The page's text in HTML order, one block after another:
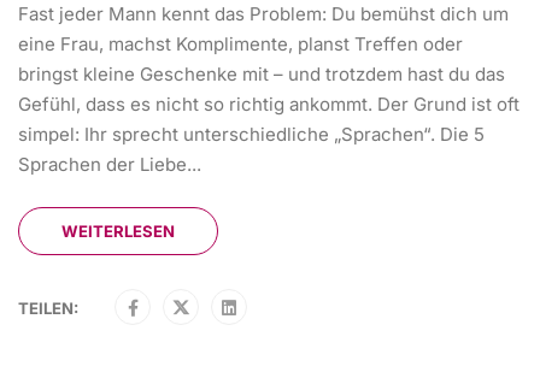
Fast jeder Mann kennt das Problem: Du bemühst dich um
eine Frau, machst Komplimente, planst Treffen oder
bringst kleine Geschenke mit – und trotzdem hast du das
Gefühl, dass es nicht so richtig ankommt. Der Grund ist oft
simpel: Ihr sprecht unterschiedliche „Sprachen“. Die 5
Sprachen der Liebe...
WEITERLESEN
TEILEN: